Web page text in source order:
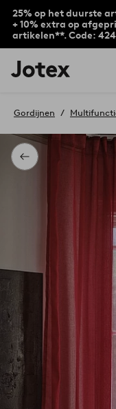
25% op het duurste
+ 10% extra op
artikelen**. Code:
Jotex
logo
to
home
page
Terug
Gordijnen